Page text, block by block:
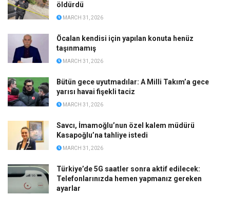
öldürdü
MARCH 31, 2026
Öcalan kendisi için yapılan konuta henüz
taşınmamış
MARCH 31, 2026
Bütün gece uyutmadılar: A Milli Takım’a gece
yarısı havai fişekli taciz
MARCH 31, 2026
Savcı, İmamoğlu’nun özel kalem müdürü
Kasapoğlu’na tahliye istedi
MARCH 31, 2026
Türkiye’de 5G saatler sonra aktif edilecek:
Telefonlarınızda hemen yapmanız gereken
ayarlar